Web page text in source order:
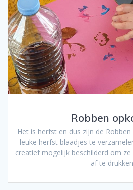
Robben
Het is herfst en dus zijn de
leuke herfst blaadjes te
creatief mogelijk beschilderd om
af te